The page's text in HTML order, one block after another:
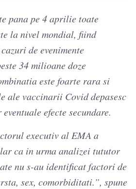
pana pe 4 aprilie toate
la nivel mondial, fiind
de evenimente
34 milioane doze
este foarte rara si
ale vaccinarii Covid depasesc
efecte secundare.
executiv al EMA a
ca in urma analizei tututor
nu s-au identificat factori de
sex, comorbiditati.”, spune